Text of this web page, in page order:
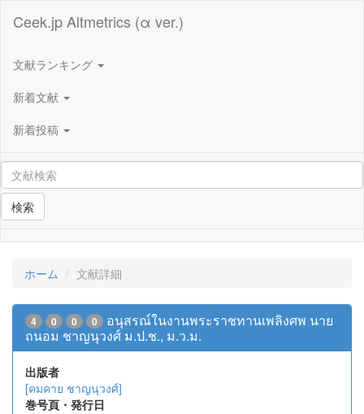
Ceek.jp Altmetrics (α ver.)
文献ランキング
新着文献
新着投稿
検索
ホーム 文献詳細
4 0 0 0
อนุสรณ์ในงานพระราชทานเพลิงศพ นาย
ถนอม ชาญนุวงศ์ ม.ป.ช., ม.ว.ม.
出版者
[คมคาย ชาญนุวงศ์]
巻号頁・発行日